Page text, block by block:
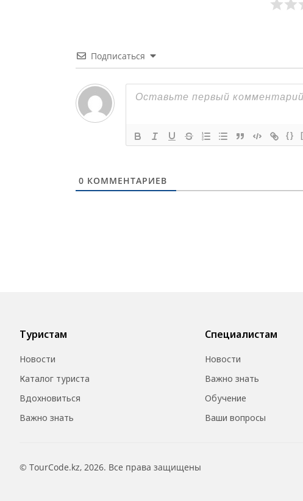
Подписаться
{}
0 КОММЕНТАРИЕВ
Туристам
Новости
Каталог туриста
Вдохновиться
Важно знать
Специалистам
Новости
Важно знать
Обучение
Ваши вопросы
© TourCode.kz, 2026. Все права защищены